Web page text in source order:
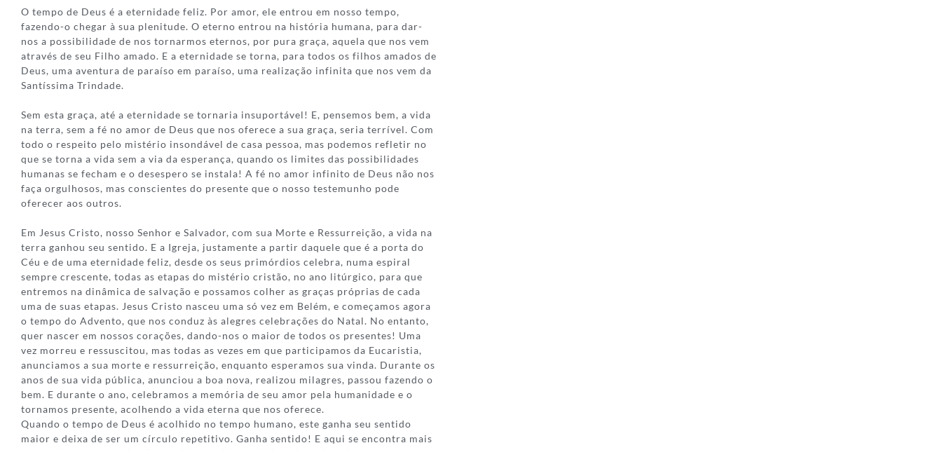
O tempo de Deus é a eternidade feliz. Por amor, ele entrou em nosso tempo,
fazendo-o chegar à sua plenitude. O eterno entrou na história humana, para dar-
nos a possibilidade de nos tornarmos eternos, por pura graça, aquela que nos vem
através de seu Filho amado. E a eternidade se torna, para todos os filhos amados de
Deus, uma aventura de paraíso em paraíso, uma realização infinita que nos vem da
Santíssima Trindade.
Sem esta graça, até a eternidade se tornaria insuportável! E, pensemos bem, a vida
na terra, sem a fé no amor de Deus que nos oferece a sua graça, seria terrível. Com
todo o respeito pelo mistério insondável de casa pessoa, mas podemos refletir no
que se torna a vida sem a via da esperança, quando os limites das possibilidades
humanas se fecham e o desespero se instala! A fé no amor infinito de Deus não nos
faça orgulhosos, mas conscientes do presente que o nosso testemunho pode
oferecer aos outros.
Em Jesus Cristo, nosso Senhor e Salvador, com sua Morte e Ressurreição, a vida na
terra ganhou seu sentido. E a Igreja, justamente a partir daquele que é a porta do
Céu e de uma eternidade feliz, desde os seus primórdios celebra, numa espiral
sempre crescente, todas as etapas do mistério cristão, no ano litúrgico, para que
entremos na dinâmica de salvação e possamos colher as graças próprias de cada
uma de suas etapas. Jesus Cristo nasceu uma só vez em Belém, e começamos agora
o tempo do Advento, que nos conduz às alegres celebrações do Natal. No entanto,
quer nascer em nossos corações, dando-nos o maior de todos os presentes! Uma
vez morreu e ressuscitou, mas todas as vezes em que participamos da Eucaristia,
anunciamos a sua morte e ressurreição, enquanto esperamos sua vinda. Durante os
anos de sua vida pública, anunciou a boa nova, realizou milagres, passou fazendo o
bem. E durante o ano, celebramos a memória de seu amor pela humanidade e o
tornamos presente, acolhendo a vida eterna que nos oferece.
Quando o tempo de Deus é acolhido no tempo humano, este ganha seu sentido
maior e deixa de ser um círculo repetitivo. Ganha sentido! E aqui se encontra mais